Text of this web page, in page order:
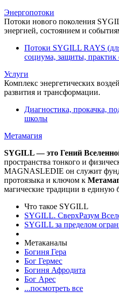
Энергопотоки
Потоки нового поколения
энергией, состоянием и
Потоки SYGILL RAYS
социума, защиты, практик
Услуги
Комплекс энергетических
развития и трансформации.
Диагностика, прокачка,
школы
Метамагия
SYGILL — это Гений
пространства тонкого и
MAGNASLEDIE он служит
протоязыка и ключом к
магические традиции в единую
Что такое SYGILL
SYGILL. СверхРазум
SYGILL за пределом
Метаканалы
Богиня Гера
Бог Гермес
Богиня Афродита
Бог Арес
...посмотреть все